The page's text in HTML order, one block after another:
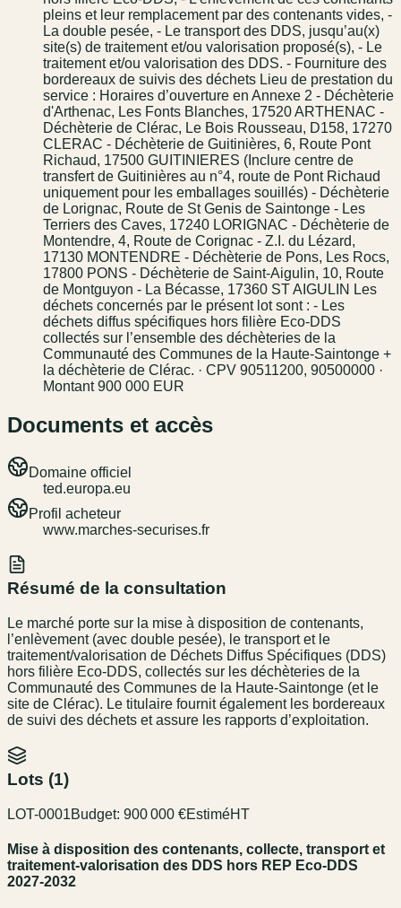
pleins et leur remplacement par des contenants vides, -
La double pesée, - Le transport des DDS, jusqu’au(x)
site(s) de traitement et/ou valorisation proposé(s), - Le
traitement et/ou valorisation des DDS. - Fourniture des
bordereaux de suivis des déchets Lieu de prestation du
service : Horaires d’ouverture en Annexe 2 - Déchèterie
d'Arthenac, Les Fonts Blanches, 17520 ARTHENAC -
Déchèterie de Clérac, Le Bois Rousseau, D158, 17270
CLERAC - Déchèterie de Guitinières, 6, Route Pont
Richaud, 17500 GUITINIERES (Inclure centre de
transfert de Guitinières au n°4, route de Pont Richaud
uniquement pour les emballages souillés) - Déchèterie
de Lorignac, Route de St Genis de Saintonge - Les
Terriers des Caves, 17240 LORIGNAC - Déchèterie de
Montendre, 4, Route de Corignac - Z.I. du Lézard,
17130 MONTENDRE - Déchèterie de Pons, Les Rocs,
17800 PONS - Déchèterie de Saint-Aigulin, 10, Route
de Montguyon - La Bécasse, 17360 ST AIGULIN Les
déchets concernés par le présent lot sont : - Les
déchets diffus spécifiques hors filière Eco-DDS
collectés sur l’ensemble des déchèteries de la
Communauté des Communes de la Haute-Saintonge +
la déchèterie de Clérac. · CPV 90511200, 90500000 ·
Montant 900 000 EUR
Documents et accès
Domaine officiel
ted.europa.eu
Profil acheteur
www.marches-securises.fr
Résumé de la consultation
Le marché porte sur la mise à disposition de contenants,
l’enlèvement (avec double pesée), le transport et le
traitement/valorisation de Déchets Diffus Spécifiques (DDS)
hors filière Eco-DDS, collectés sur les déchèteries de la
Communauté des Communes de la Haute-Saintonge (et le
site de Clérac). Le titulaire fournit également les bordereaux
de suivi des déchets et assure les rapports d’exploitation.
Lots (1)
LOT-0001Budget: 900 000 €EstiméHT
Mise à disposition des contenants, collecte, transport et
traitement-valorisation des DDS hors REP Eco-DDS
2027-2032